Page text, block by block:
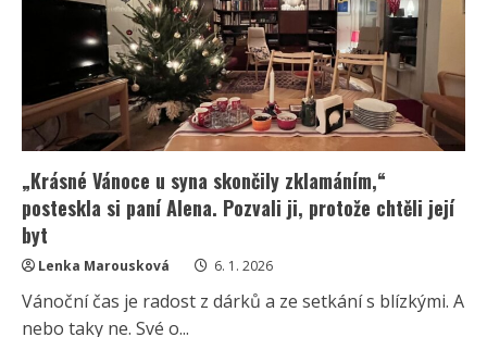
téměř
se
vykašlal
na
dárky,“
říká
paní
Ivana.
Musela
je
dokoupit
sama
„Krásné Vánoce u syna skončily zklamáním,“
posteskla si paní Alena. Pozvali ji, protože chtěli její
byt
Lenka Marousková 6. 1. 2026
Vánoční čas je radost z dárků a ze setkání s blízkými. A
nebo taky ne. Své o...